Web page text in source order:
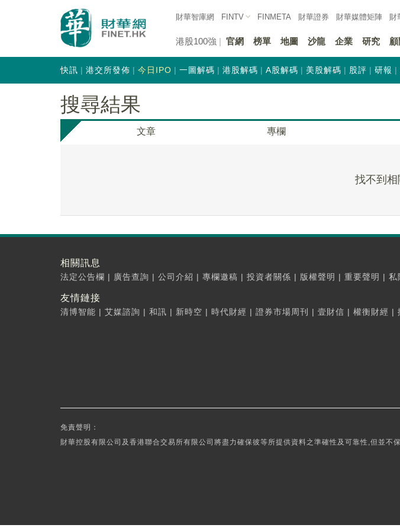
財華智庫網 FINTV FINMETA 財華證券 財華媒體矩陣 財
港股100強 官網 榜單 地圖 沙龍 企業 研究 顧
快訊 港交所發佈 今日IPO 一圖解碼 港股解碼 A股解碼 美股解碼 股評 研報
搜尋結果
文章 專欄
找不到
相關訊息
法定公告欄 | 廣告查詢 | 公司介紹 | 專欄邀稿 | 投資者關係 | 版權聲明 | 重要聲明 | 私
友情鏈接
清博智能 | 艾媒諮詢 | 和訊 | 新時空 | 時代財經 | 證券市場周刊 | 壹財信 | 權衡財經 |
免責聲明：
財華控股有限公司及香港聯合交易所有限公司將盡力確保彼等所提供資料之準確性及可靠性,但並不